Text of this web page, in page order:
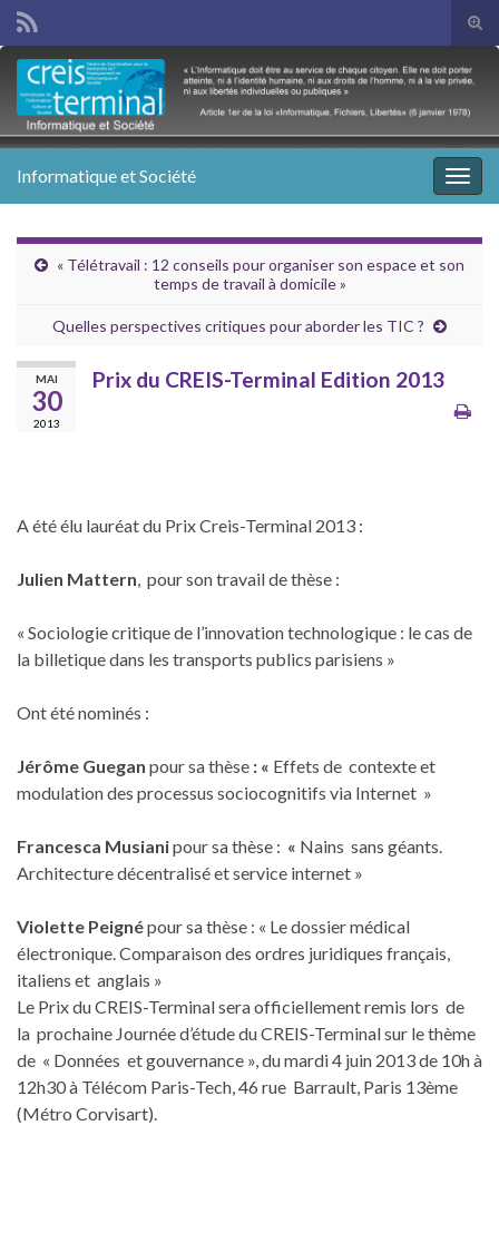
Search for:
Informatique et Société
« Télétravail : 12 conseils pour organiser son espace et son
temps de travail à domicile »
Quelles perspectives critiques pour aborder les TIC ?
MAI
30
2013
Prix du CREIS-Terminal Edition 2013
A été élu lauréat du Prix Creis-Terminal 2013 :
Julien Mattern, pour son travail de thèse :
« Sociologie critique de l’innovation technologique : le cas de
la billetique dans les transports publics parisiens »
Ont été nominés :
Jérôme Guegan pour sa thèse : « Effets de contexte et
modulation des processus sociocognitifs via Internet »
Francesca Musianipour sa thèse : « Nains sans géants.
Architecture décentralisé et service internet »
Violette Peignépour sa thèse : « Le dossier médical
électronique. Comparaison des ordres juridiques français,
italiens et anglais »
Le Prix du CREIS-Terminal sera officiellement remis lors de
la prochaine Journée d’étude du CREIS-Terminal sur le thème
de « Données et gouvernance », du mardi 4 juin 2013 de 10h à
12h30 à Télécom Paris-Tech, 46 rue Barrault, Paris 13ème
(Métro Corvisart).